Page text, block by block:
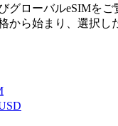
グローバルeSIMを
から始まり、選択し